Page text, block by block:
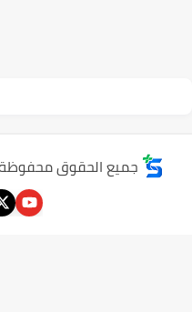
جميع الحقوق محفوظة ©